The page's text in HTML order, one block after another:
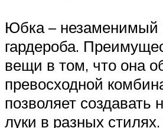
Юбка – незаменимый
гардероба.
вещи в том, что она
превосходной
позволяет создавать
луки в разных